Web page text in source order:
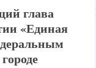
глава
«Единая